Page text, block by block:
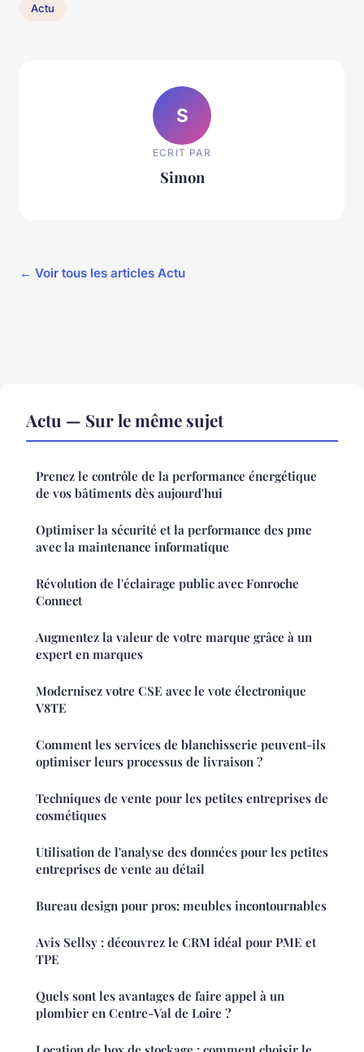
Actu
S
ECRIT PAR
Simon
← Voir tous les articles Actu
Actu — Sur le même sujet
Prenez le contrôle de la performance énergétique
de vos bâtiments dès aujourd'hui
Optimiser la sécurité et la performance des pme
avec la maintenance informatique
Révolution de l'éclairage public avec Fonroche
Connect
Augmentez la valeur de votre marque grâce à un
expert en marques
Modernisez votre CSE avec le vote électronique
V8TE
Comment les services de blanchisserie peuvent-ils
optimiser leurs processus de livraison ?
Techniques de vente pour les petites entreprises de
cosmétiques
Utilisation de l'analyse des données pour les petites
entreprises de vente au détail
Bureau design pour pros: meubles incontournables
Avis Sellsy : découvrez le CRM idéal pour PME et
TPE
Quels sont les avantages de faire appel à un
plombier en Centre-Val de Loire ?